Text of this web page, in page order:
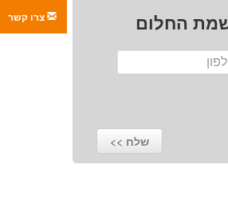
החלום צרו קשר